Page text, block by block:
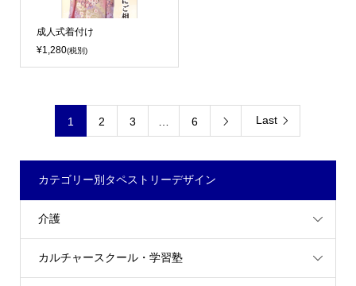
成人式着付け
¥1,280(税別)
1 2 3 6  Last
カテゴリー別タペストリーデザイン
介護
カルチャースクール・学習塾